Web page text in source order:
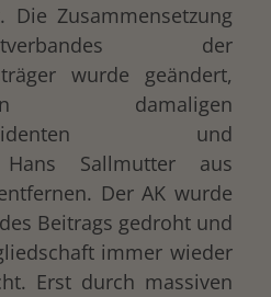
Die Zusammensetzung
der
wurde geändert,
und
Hans Sallmutter aus
Der AK wurde
Beitrags gedroht und
immer wieder
Erst durch massiven